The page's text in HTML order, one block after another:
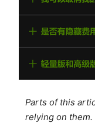
Parts of this
relying on them.